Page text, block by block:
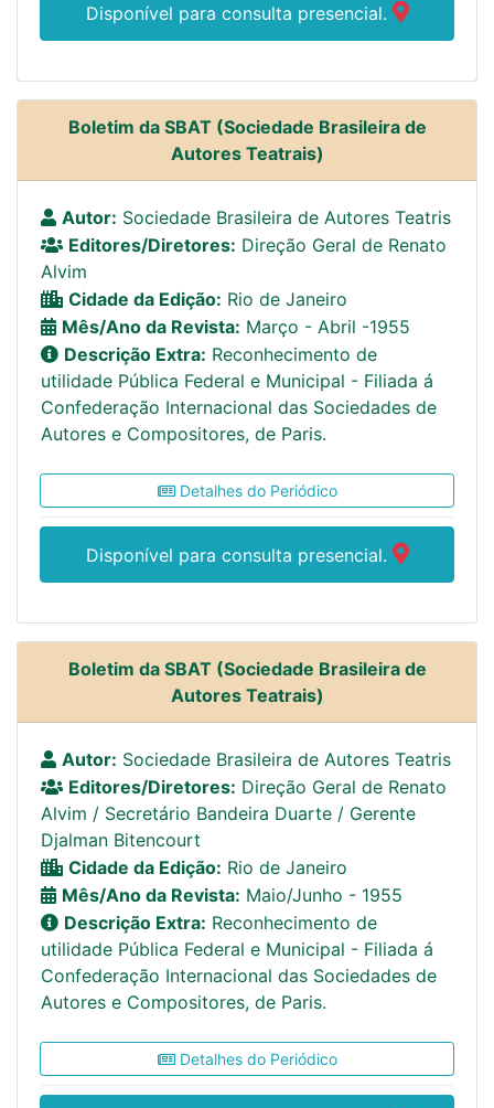
Disponível para consulta presencial.
Boletim da SBAT (Sociedade Brasileira de
Autores Teatrais)
Autor: Sociedade Brasileira de Autores Teatris
Editores/Diretores: Direção Geral de Renato
Alvim
Cidade da Edição: Rio de Janeiro
Mês/Ano da Revista: Março - Abril -1955
Descrição Extra: Reconhecimento de
utilidade Pública Federal e Municipal - Filiada á
Confederação Internacional das Sociedades de
Autores e Compositores, de Paris.
Detalhes do Periódico
Disponível para consulta presencial.
Boletim da SBAT (Sociedade Brasileira de
Autores Teatrais)
Autor: Sociedade Brasileira de Autores Teatris
Editores/Diretores: Direção Geral de Renato
Alvim / Secretário Bandeira Duarte / Gerente
Djalman Bitencourt
Cidade da Edição: Rio de Janeiro
Mês/Ano da Revista: Maio/Junho - 1955
Descrição Extra: Reconhecimento de
utilidade Pública Federal e Municipal - Filiada á
Confederação Internacional das Sociedades de
Autores e Compositores, de Paris.
Detalhes do Periódico